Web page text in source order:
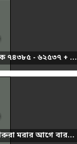
৭৪৩৮৫ - ৬২৫৩৭ + ...
মরার আগে বার...